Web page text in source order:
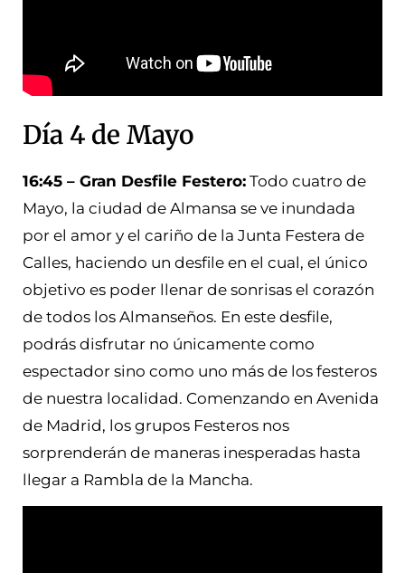
Día 4 de Mayo
16:45 – Gran Desfile Festero: Todo cuatro de
Mayo, la ciudad de Almansa se ve inundada
por el amor y el cariño de la Junta Festera de
Calles, haciendo un desfile en el cual, el único
objetivo es poder llenar de sonrisas el corazón
de todos los Almanseños. En este desfile,
podrás disfrutar no únicamente como
espectador sino como uno más de los festeros
de nuestra localidad. Comenzando en Avenida
de Madrid, los grupos Festeros nos
sorprenderán de maneras inesperadas hasta
llegar a Rambla de la Mancha.